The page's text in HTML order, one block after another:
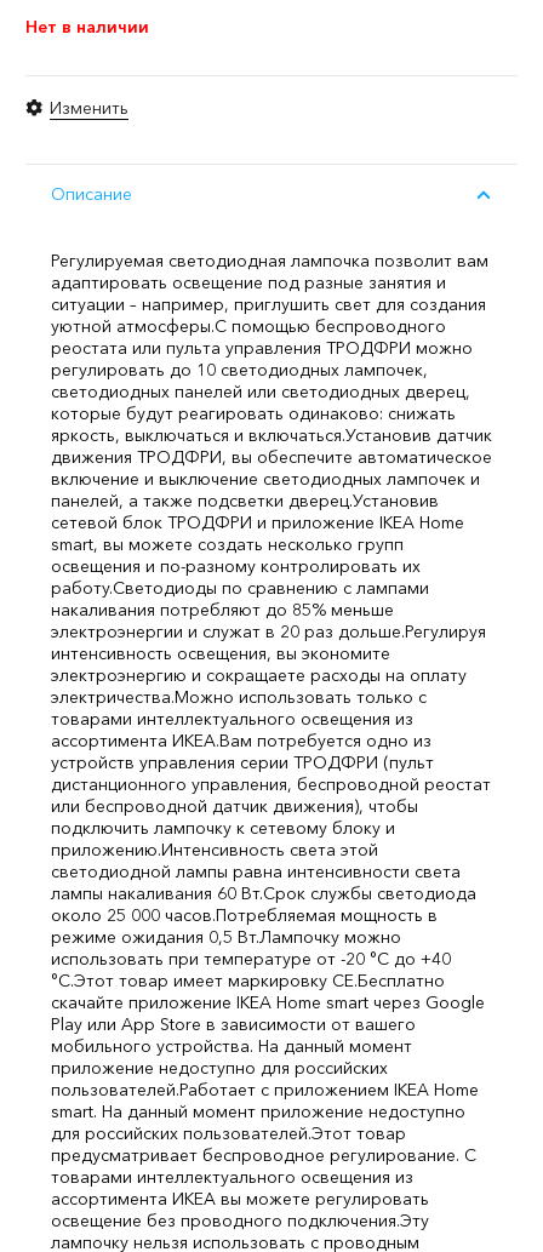
Нет в наличии
Изменить
Описание
Регулируемая светодиодная лампочка позволит вам
адаптировать освещение под разные занятия и
ситуации – например, приглушить свет для создания
уютной атмосферы.С помощью беспроводного
реостата или пульта управления ТРОДФРИ можно
регулировать до 10 светодиодных лампочек,
светодиодных панелей или светодиодных дверец,
которые будут реагировать одинаково: снижать
яркость, выключаться и включаться.Установив датчик
движения ТРОДФРИ, вы обеспечите автоматическое
включение и выключение светодиодных лампочек и
панелей, а также подсветки дверец.Установив
сетевой блок ТРОДФРИ и приложение IKEA Home
smart, вы можете создать несколько групп
освещения и по-разному контролировать их
работу.Светодиоды по сравнению с лампами
накаливания потребляют до 85% меньше
электроэнергии и служат в 20 раз дольше.Регулируя
интенсивность освещения, вы экономите
электроэнергию и сокращаете расходы на оплату
электричества.Можно использовать только с
товарами интеллектуального освещения из
ассортимента ИКЕА.Вам потребуется одно из
устройств управления серии ТРОДФРИ (пульт
дистанционного управления, беспроводной реостат
или беспроводной датчик движения), чтобы
подключить лампочку к сетевому блоку и
приложению.Интенсивность света этой
светодиодной лампы равна интенсивности света
лампы накаливания 60 Вт.Срок службы светодиода
около 25 000 часов.Потребляемая мощность в
режиме ожидания 0,5 Вт.Лампочку можно
использовать при температуре от -20 °C до +40
°C.Этот товар имеет маркировку CE.Бесплатно
скачайте приложение IKEA Home smart через Google
Play или App Store в зависимости от вашего
мобильного устройства. На данный момент
приложение недоступно для российских
пользователей.Работает с приложением IKEA Home
smart. На данный момент приложение недоступно
для российских пользователей.Этот товар
предусматривает беспроводное регулирование. С
товарами интеллектуального освещения из
ассортимента ИКЕА вы можете регулировать
освещение без проводного подключения.Эту
лампочку нельзя использовать с проводным